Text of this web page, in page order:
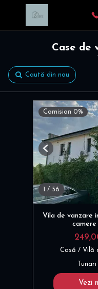
Case de
Caută din nou
Comision 0%
1 / 56
Previous
Vila de vanzare
Casă / Vilă
Tunari
Vezi